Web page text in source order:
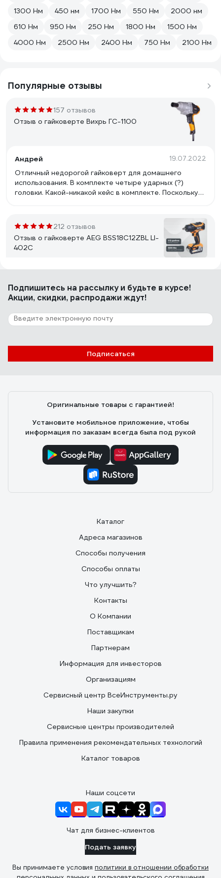
1300 Нм
450 нм 1700 Нм 550 Нм
2000 нм
610 Нм
950 Нм 250 Нм 1800 Нм
1500 Нм
4000 Нм
2500 Нм 2400 Нм 750 Нм 2100 Нм
Популярные отзывы
157 отзывов
Отзыв о гайковерте Вихрь ГС-1100
Андрей 19.07.2022
Отличный недорогой гайковерт для домашнего
использования. В комплекте четыре ударных (?)
головки. Какой-никакой кейс в комплекте. Поскольку
кейсе.
212 отзывов
Отзыв о гайковерте AEG BSS18C12ZBL LI-
402C
Мощность, регулировка момента, мобильный- нет
привязки по месту( розетка, компрессор),
характеристики с другими адекватными брендами),
гарантия 6 лет от сайта, удобный, хорошая подсветка,
Отзыв о мультипликаторе NORGAU
Антон 02.06.2025
Цена=качество
Подпишитесь на рассылкуи будьте в курсе!
Акции, скидки, распродажи ждут!
Подписаться
Оригинальные товары с гарантией!
Установите мобильное приложение, чтобы
информация по заказам всегда была под рукой
Каталог
Адреса магазинов
Способы получения
Способы оплаты
Что улучшить?
Контакты
О Компании
Поставщикам
Партнерам
Информация для инвесторов
Организациям
Сервисный центр ВсеИнструменты.ру
Наши закупки
Сервисные центры производителей
Правила применения рекомендательных технологий
Каталог товаров
Наши соцсети
Чат для бизнес-клиентов
Подать заявку
Вы принимаете условия политики в отношении обработки